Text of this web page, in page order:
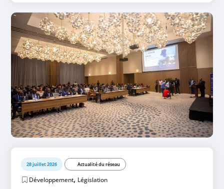
28 juillet 2026 Actualité du réseau
Développement, Législation